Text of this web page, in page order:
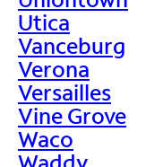
Utica
Vanceburg
Verona
Versailles
Vine Grove
Waco